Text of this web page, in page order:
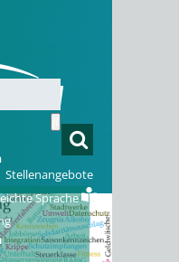
Stellenangebote
Sprache